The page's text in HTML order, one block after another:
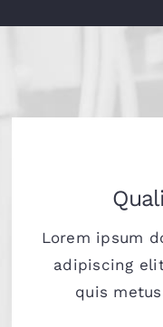
Lorem ipsum
adipiscing
quis